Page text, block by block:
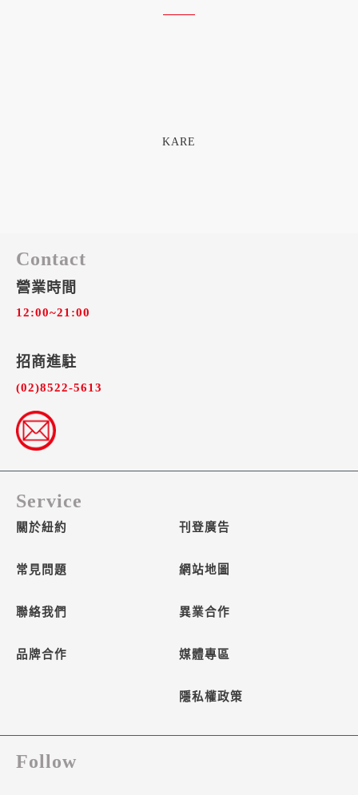
KARE
Contact
營業時間
12:00~21:00
招商進駐​
(02)8522-5613
Service
關於紐約
常見問題
聯絡我們
品牌合作
刊登廣告
網站地圖
異業合作
媒體專區
隱私權政策
Follow